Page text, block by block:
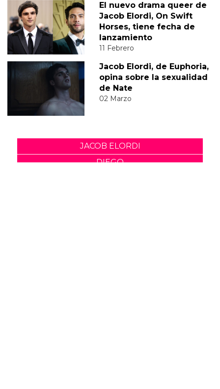
El nuevo drama queer de
Jacob Elordi, On Swift
Horses, tiene fecha de
lanzamiento
11 Febrero
Jacob Elordi, de Euphoria,
opina sobre la sexualidad
de Nate
02 Marzo
JACOB ELORDI
DIEGO